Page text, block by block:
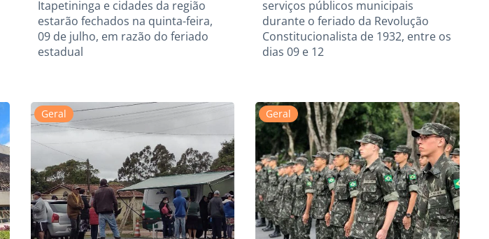
Itapetininga e cidades da região
estarão fechados na quinta-feira,
09 de julho, em razão do feriado
estadual
serviços públicos municipais
durante o feriado da Revolução
Constitucionalista de 1932, entre os
dias 09 e 12
Geral Geral